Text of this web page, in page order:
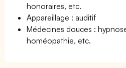
honoraires, etc.
Appareillage : auditif
Médecines douces :
homéopathie, etc.